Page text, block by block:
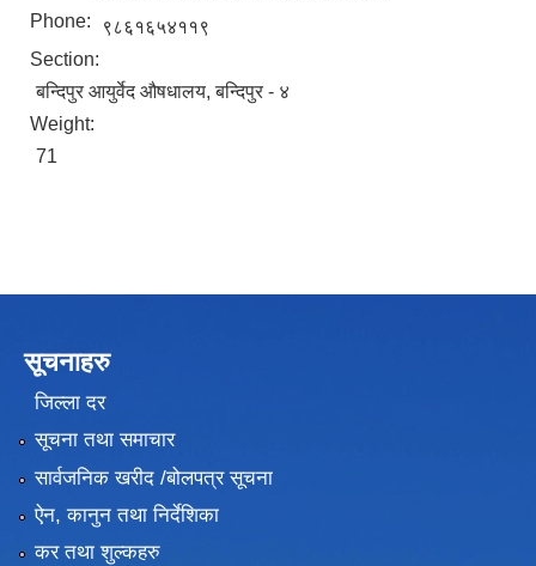
Phone:
९८६१६५४११९
Section:
बन्दिपुर आयुर्वेद औषधालय, बन्दिपुर - ४
Weight:
71
सूचनाहरु
जिल्ला दर
सूचना तथा समाचार
सार्वजनिक खरीद /बोलपत्र सूचना
ऐन, कानुन तथा निर्देशिका
कर तथा शुल्कहरु